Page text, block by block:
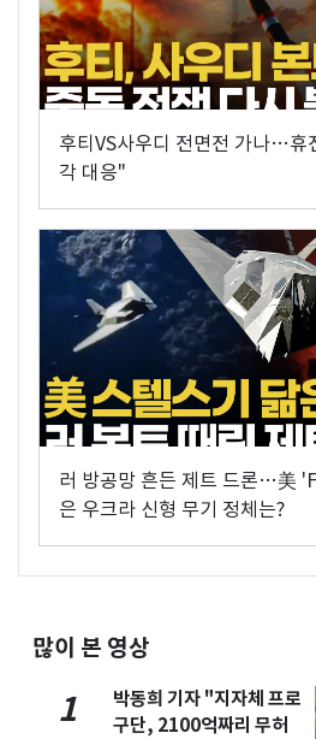
후티VS사우디 전면전 가나…휴
각 대응"
러 방공망 흔든 제트 드론…美
은 우크라 신형 무기 정체는?
많이 본 영상
1
박동희 기자 "지자체 프로
구단, 2100억짜리 무허